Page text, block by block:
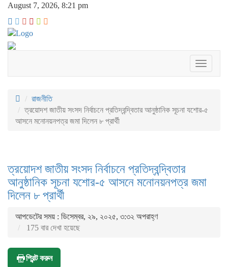
August 7, 2026, 8:21 pm
Toggle
রাজনীতি
ত্রয়োদশ জাতীয় সংসদ নির্বাচনে প্রতিদ্বন্দ্বিতার আনুষ্ঠানিক সূচনা যশোর-৫
আসনে মনোনয়নপত্র জমা দিলেন ৮ প্রার্থী
ত্রয়োদশ জাতীয় সংসদ নির্বাচনে প্রতিদ্বন্দ্বিতার
আনুষ্ঠানিক সূচনা যশোর-৫ আসনে মনোনয়নপত্র জমা
দিলেন ৮ প্রার্থী
আপডেটের সময় : ডিসেম্বর, ২৯, ২০২৫, ৩:৩২ অপরাহ্ণ
175 বার দেখা হয়েছে
প্রিন্ট করুন